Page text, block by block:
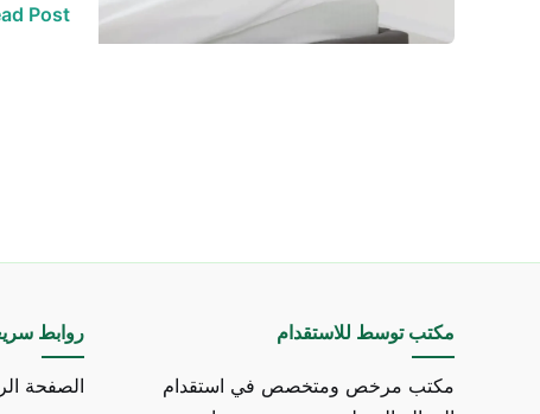
الرياض
Post »
مكتب توسط للاستقدام
مكتب مرخص ومتخصص في استقدام
روابط
الصفحة